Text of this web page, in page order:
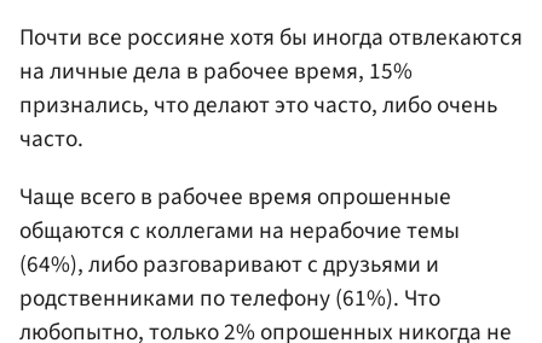
Почти все россияне хотя бы иногда отвлекаются
на личные дела в рабочее время, 15%
признались, что делают это часто, либо очень
часто.
Чаще всего в рабочее время опрошенные
общаются с коллегами на нерабочие темы
(64%), либо разговаривают с друзьями и
родственниками по телефону (61%). Что
любопытно, только 2% опрошенных никогда не